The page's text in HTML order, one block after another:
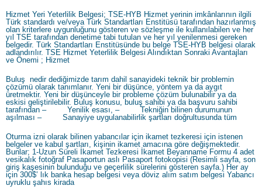
Hizmet Yeri Yeterlilik Belgesi; TSE-HYB Hizmet yerinin imkânlarının ilgili
Türk standardı ve/veya Türk Standartları Enstitüsü tarafından hazırlanmış
olan kriterlere uygunluğunu gösteren ve sözleşme ile kullanılabilen ve her
yıl TSE tarafından denetime tabi tutulan ve her yıl yenilenmesi gereken
belgedir. Türk Standartları Enstitüsünde bu belge TSE-HYB belgesi olarak
adlandırılır. TSE Hizmet Yeterlilik Belgesi Alındıktan Sonraki Avantajları
ve Önemi ; Hizmet
Buluş nedir dediğimizde tarım dahil sanayideki teknik bir problemin
çözümü olarak tanımlanır. Yeni bir düşünce, yöntem ya da aygıt
üretmektir. Yeni bir düşünceyle bir probleme çözüm bulunabilir ya da
eskisi geliştirilebilir. Buluş konusu, buluş sahibi ya da başvuru sahibi
tarafından – Yenilik esası, – Tekniğin bilinen durumunun
aşılması – Sanayiye uygulanabilirlik şartları doğrultusunda tüm
Oturma izni olarak bilinen yabancılar için ikamet tezkeresi için istenen
belgeler ve kabul şartları, kişinin ikamet amacına göre değişmektedir.
Bunlar; 1-Uzun Süreli İkamet Tezkeresi İkamet Beyanname Formu 4 adet
vesikalık fotoğraf Pasaportun aslı Pasaport fotokopisi (Resimli sayfa, son
giriş kaşesinin bulunduğu ve geçerlilik sürelerini gösteren sayfa.) Her ay
için 300$’ lık banka hesap belgesi veya döviz alım satım belgesi Yabancı
uyruklu şahıs kirada